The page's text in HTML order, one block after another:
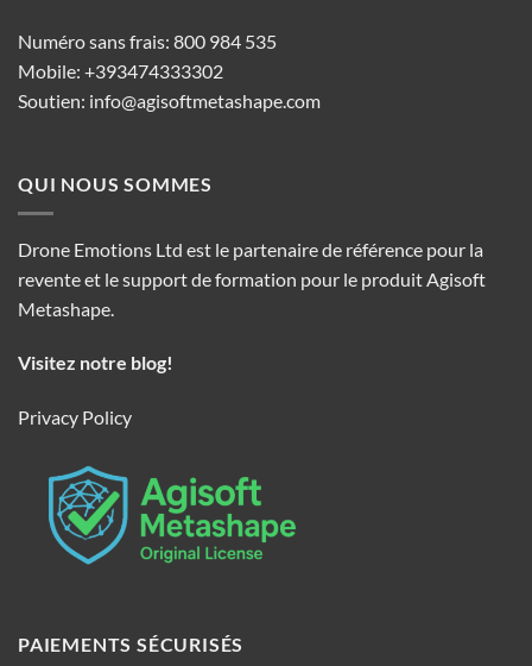
Numéro sans frais: 800 984 535
Mobile: +393474333302
Soutien: info@agisoftmetashape.com
QUI NOUS SOMMES
Drone Emotions Ltd est le partenaire de référence pour la
revente et le support de formation pour le produit Agisoft
Metashape.
Visitez notre blog!
Privacy Policy
PAIEMENTS SÉCURISÉS